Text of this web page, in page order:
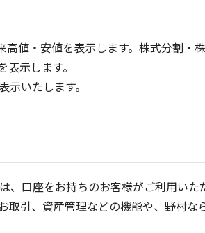
13週移動平均 26週移動平均 出
5ヶ月移動平均 25ヶ月移動平均
値・安値を表示します。株式分割・
示します。
いたします。
、口座をお持ちのお客様がご利用い
取引、資産管理などの機能や、野村な